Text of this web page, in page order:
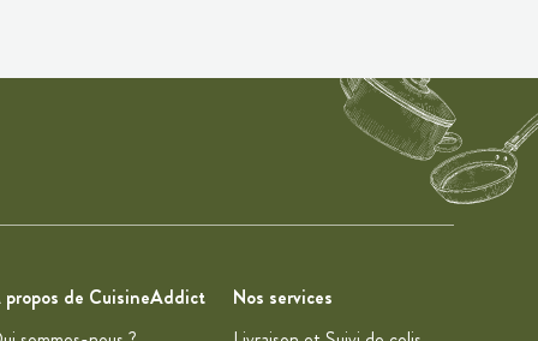
propos de CuisineAddict
Nos services